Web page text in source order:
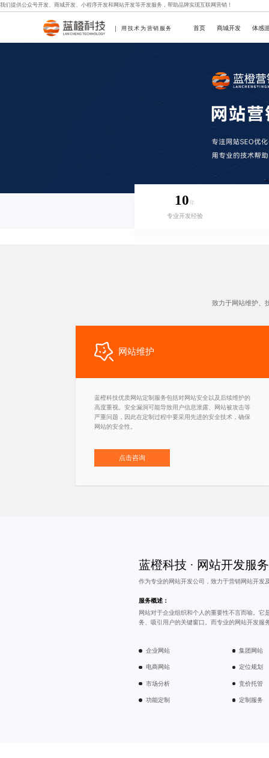
我们提供公众号开发、 商城开发、 小程序开发和 网站开发等开发服务，帮助品牌实现互联网营销！
用技术为营销服务 首页 商城开发 体感
10年
专业开发经验
致力于网站维护、
网站维护
蓝橙科技优质网站定制服务包括对网站安全以及后续维护的
高度重视。安全漏洞可能导致用户信息泄露、网站被攻击等
严重问题，因此在定制过程中要采用先进的安全技术，确保
网站的安全性。
点击咨询
蓝橙科技 · 网站开发服
作为专业的网站开发公司 ，致力于营销网站开发
服务概述：
网站对于企业组织和个人的重要性不言而喻。它
务、吸引用户的关键窗口。而专业的网站开发服
企业网站 集团网站
电商网站 定位规划
市场分析 竞价托管
功能定制 定制服务